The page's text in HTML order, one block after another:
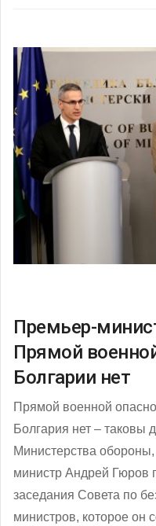
Премьер-
Прямой
Болгарии нет
Прямой военной
Болгария нет – таковы
Министерства
министр Андрей Гюров
заседания Совета по
министров, которое он